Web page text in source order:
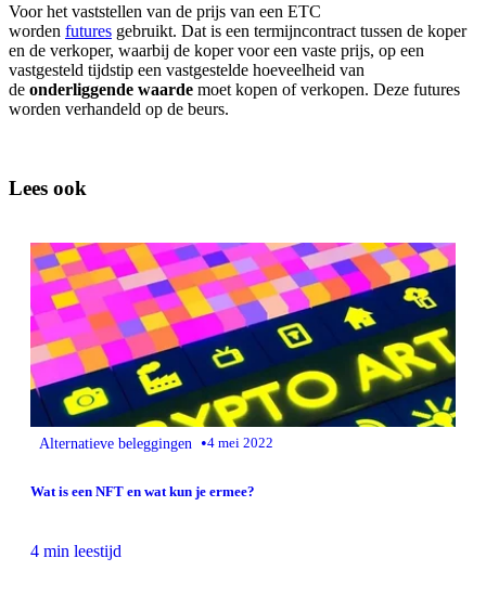
Voor het vaststellen van de prijs van een ETC
worden futures gebruikt. Dat is een termijncontract tussen de koper
en de verkoper, waarbij de koper voor een vaste prijs, op een
vastgesteld tijdstip een vastgestelde hoeveelheid van
de onderliggende waarde moet kopen of verkopen. Deze futures
worden verhandeld op de beurs.
Lees ook
Alternatieve beleggingen •4 mei 2022
Wat is een NFT en wat kun je ermee?
4 min leestijd